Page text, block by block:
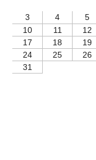
3
4 5
10
11 12
17
18 19
24
25 26
31